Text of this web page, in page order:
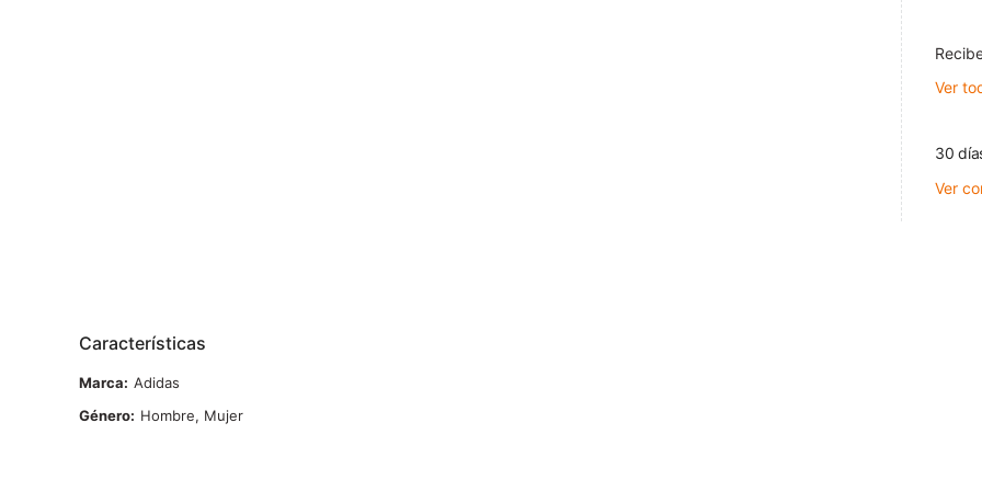
Ver
30
Ver
Características
Marca
Adidas
Género
Hombre, Mujer